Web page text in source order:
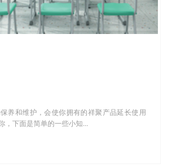
养和维护，会使你拥有的祥聚产品延长使用
下面是简单的一些小知...